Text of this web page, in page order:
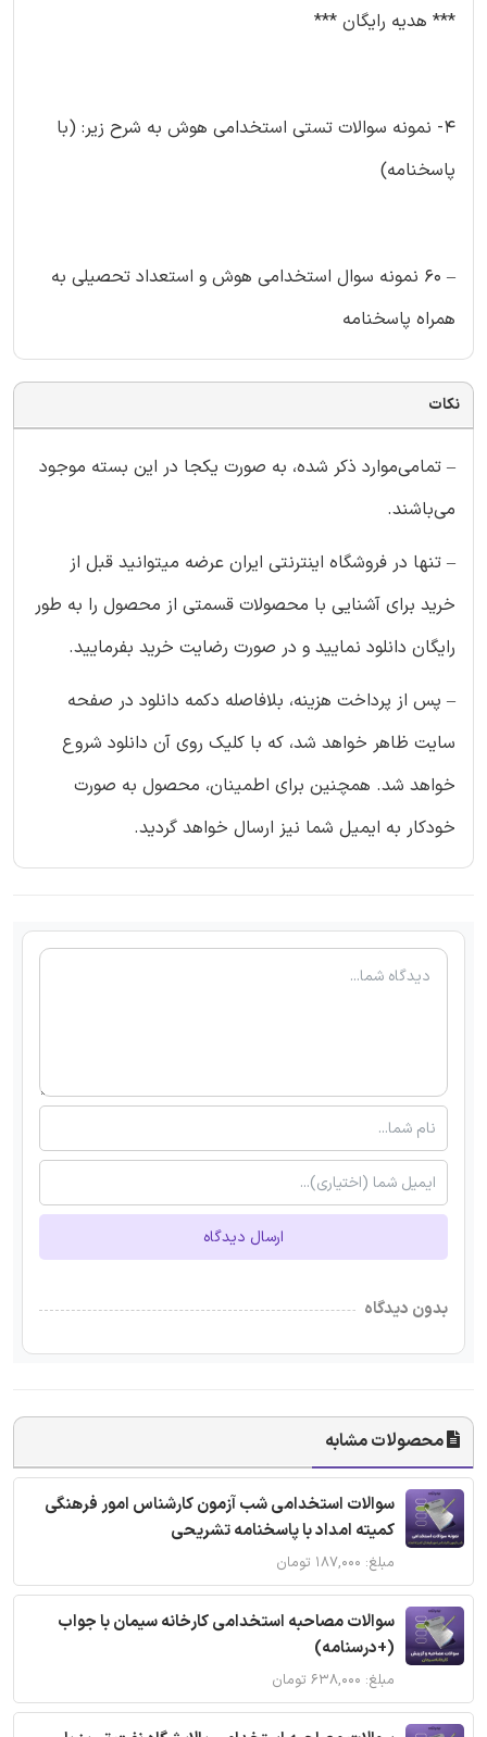
*** هدیه رایگان ***
۴- نمونه سوالات تستی استخدامی هوش به شرح زیر: (با
پاسخنامه)
– ۶۰ نمونه سوال استخدامی هوش و استعداد تحصیلی به
همراه پاسخنامه
نکات
– تمامی‌موارد ذکر شده، به صورت یکجا در این بسته موجود
می‌باشند.
– تنها در فروشگاه اینترنتی ایران عرضه میتوانید قبل از
خرید برای آشنایی با محصولات قسمتی از محصول را به طور
رایگان دانلود نمایید و در صورت رضایت خرید بفرمایید.
– پس از پرداخت هزینه، بلافاصله دکمه دانلود در صفحه
سایت ظاهر خواهد شد، که با کلیک روی آن دانلود شروع
خواهد شد. همچنین برای اطمینان، محصول به صورت
خودکار به ایمیل شما نیز ارسال خواهد گردید.
ارسال دیدگاه
بدون دیدگاه
محصولات مشابه
سوالات استخدامی شب آزمون کارشناس امور فرهنگی
کمیته امداد با پاسخنامه تشریحی
مبلغ: ۱۸۷,۰۰۰ تومان
سوالات مصاحبه استخدامی کارخانه سیمان با جواب
(+درسنامه)
مبلغ: ۶۳۸,۰۰۰ تومان